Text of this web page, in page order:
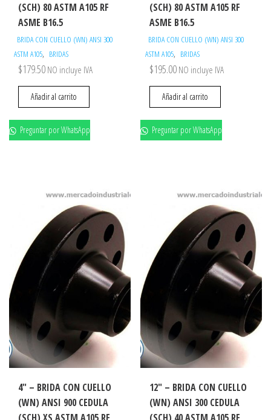
(SCH) 80 ASTM A105 RF
ASME B16.5
BRIDA CON CUELLO (WN) ANSI 300
ASTM A105, BRIDAS
$179.50 NO incluye IVA
Añadir al carrito
Preguntar por WhatsApp
(SCH) 80 ASTM A105 RF
ASME B16.5
BRIDA CON CUELLO (WN) ANSI 300
ASTM A105, BRIDAS
$195.00 NO incluye IVA
Añadir al carrito
Preguntar por WhatsApp
4″ – BRIDA CON CUELLO
(WN) ANSI 900 CEDULA
12″ – BRIDA CON CUELLO
(WN) ANSI 300 CEDULA